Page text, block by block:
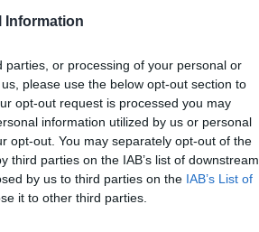
Information
or processing of your personal or
please use the below opt-out section to
opt-out request is processed you may
information utilized by us or personal
opt-out. You may separately opt-out of the
parties on the IAB’s list of downstream
by us to third parties on the IAB’s List of
it to other third parties.